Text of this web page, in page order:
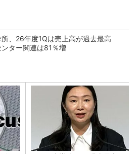
所、26年度1Qは売上高が過去最高
ター関連は81％増